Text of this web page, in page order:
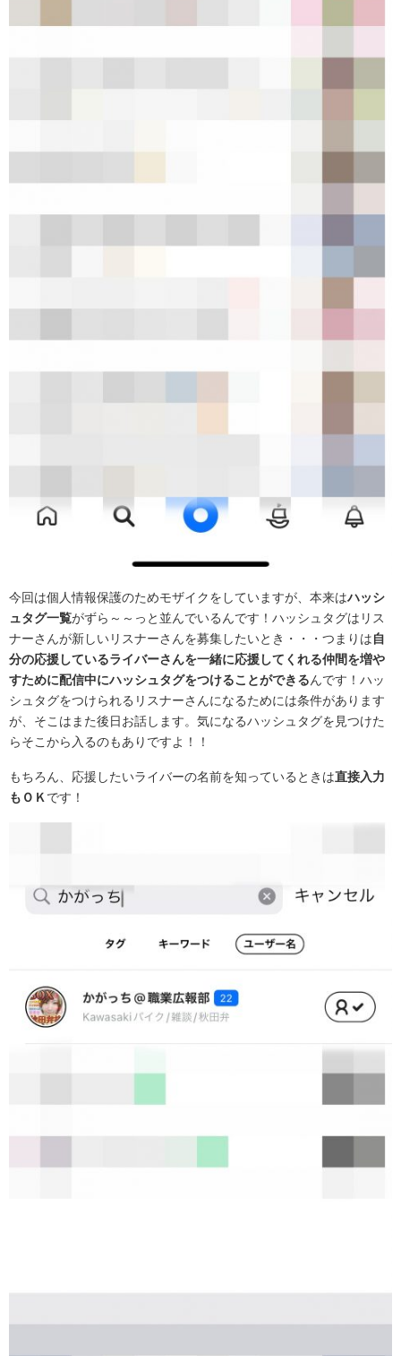
今回は個人情報保護のためモザイクをしていますが、本来はハッシ
ュタグ一覧がずら～～っと並んでいるんです！ハッシュタグはリス
ナーさんが新しいリスナーさんを募集したいとき・・・つまりは自
分の応援しているライバーさんを一緒に応援してくれる仲間を増や
すために配信中にハッシュタグをつけることができるんです！ハッ
シュタグをつけられるリスナーさんになるためには条件があります
が、そこはまた後日お話します。気になるハッシュタグを見つけた
らそこから入るのもありですよ！！
もちろん、応援したいライバーの名前を知っているときは直接入力
もＯＫ です！